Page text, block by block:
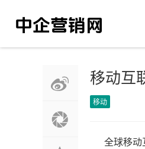
移动互
移动
全球移动